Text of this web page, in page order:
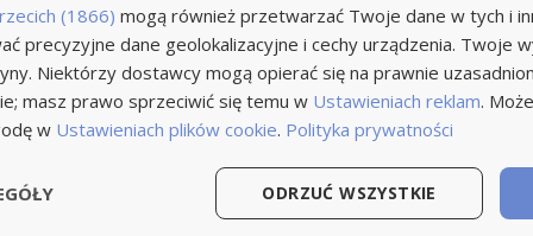
(1866) mogą również przetwarzać Twoje dane w tych i
precyzyjne dane geolokalizacyjne i cechy urządzenia. Twoje
Niektórzy dostawcy mogą opierać się na prawnie
masz prawo sprzeciwić się temu w Ustawieniach reklam.
w Ustawieniach plików cookie. Polityka prywatności
ODRZUĆ WSZYSTKIE